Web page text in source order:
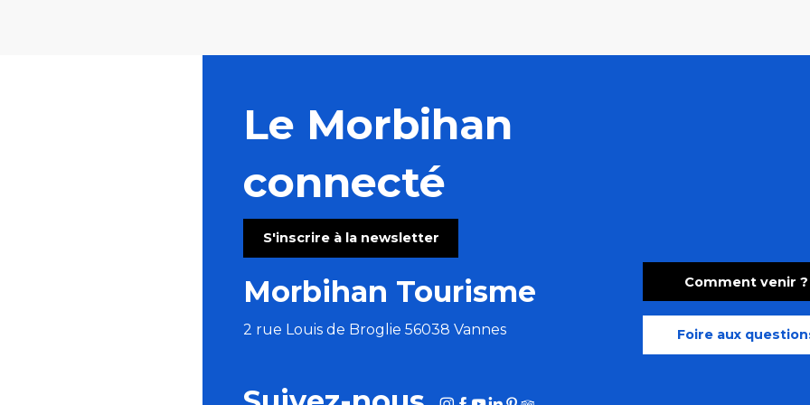
Le Morbihan
connecté
S'inscrire à la newsletter
Morbihan Tourisme
2 rue Louis de Broglie 56038 Vannes
Comment venir ?
Foire aux